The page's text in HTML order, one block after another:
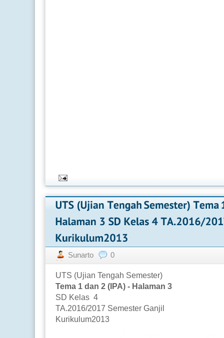
Sunarto 0
UTS (Ujian Tengah Semester)
Tema 1 dan 2 (IPA) - Halaman 3
SD Kelas 4
TA.2016/2017 Semester Ganjil
Kurikulum2013